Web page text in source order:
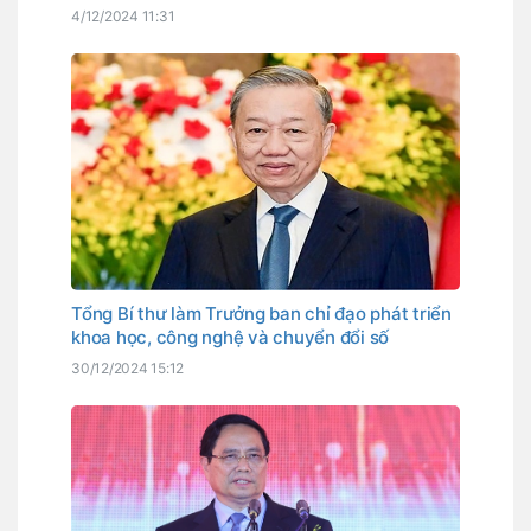
Council” Thuộc Dự Án Đào Tạo Cục An Toàn
4/12/2024 11:31
Tổng Bí thư làm Trưởng ban chỉ đạo phát triển
khoa học, công nghệ và chuyển đổi số
30/12/2024 15:12